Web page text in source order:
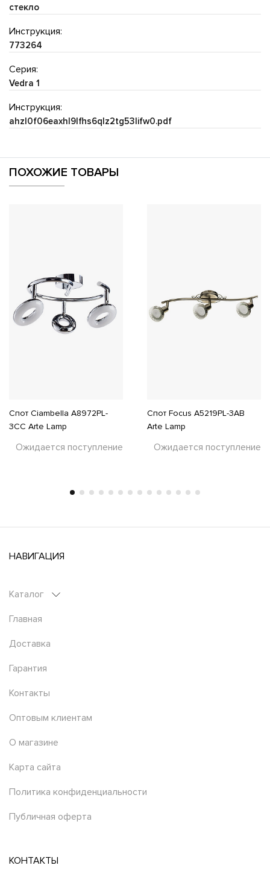
стекло
Инструкция:
773264
Серия:
Vedra 1
Инструкция:
ahzl0f06eaxhl9lfhs6qlz2tg53lifw0.pdf
ПОХОЖИЕ ТОВАРЫ
Спот Ciambella A8972PL-
3CC Arte Lamp
Ожидается поступление
Спот Focus A5219PL-3AB
Arte Lamp
Ожидается поступление
НАВИГАЦИЯ
Каталог
Главная
Доставка
Гарантия
Контакты
Оптовым клиентам
О магазине
Карта сайта
Политика конфиденциальности
Публичная оферта
КОНТАКТЫ